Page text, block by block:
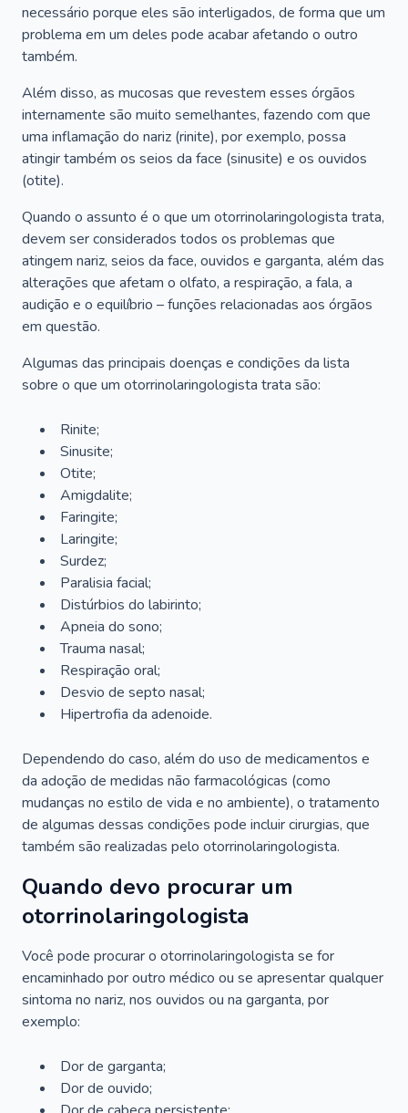
necessário porque eles são interligados, de forma que um
problema em um deles pode acabar afetando o outro
também.
Além disso, as mucosas que revestem esses órgãos
internamente são muito semelhantes, fazendo com que
uma inflamação do nariz (rinite), por exemplo, possa
atingir também os seios da face (sinusite) e os ouvidos
(otite).
Quando o assunto é o que um otorrinolaringologista trata,
devem ser considerados todos os problemas que
atingem nariz, seios da face, ouvidos e garganta, além das
alterações que afetam o olfato, a respiração, a fala, a
audição e o equilíbrio – funções relacionadas aos órgãos
em questão.
Algumas das principais doenças e condições da lista
sobre o que um otorrinolaringologista trata são:
Rinite;
Sinusite;
Otite;
Amigdalite;
Faringite;
Laringite;
Surdez;
Paralisia facial;
Distúrbios do labirinto;
Apneia do sono;
Trauma nasal;
Respiração oral;
Desvio de septo nasal;
Hipertrofia da adenoide.
Dependendo do caso, além do uso de medicamentos e
da adoção de medidas não farmacológicas (como
mudanças no estilo de vida e no ambiente), o tratamento
de algumas dessas condições pode incluir cirurgias, que
também são realizadas pelo otorrinolaringologista.
Quando devo procurar um
otorrinolaringologista
Você pode procurar o otorrinolaringologista se for
encaminhado por outro médico ou se apresentar qualquer
sintoma no nariz, nos ouvidos ou na garganta, por
exemplo:
Dor de garganta;
Dor de ouvido;